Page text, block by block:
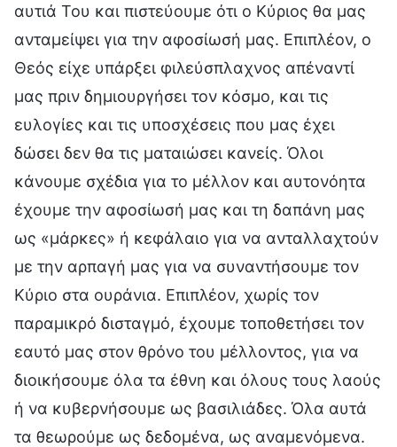
αυτιά Του και πιστεύουμε ότι ο Κύριος θα μας
ανταμείψει για την αφοσίωσή μας. Επιπλέον, ο
Θεός είχε υπάρξει φιλεύσπλαχνος απέναντί
μας πριν δημιουργήσει τον κόσμο, και τις
ευλογίες και τις υποσχέσεις που μας έχει
δώσει δεν θα τις ματαιώσει κανείς. Όλοι
κάνουμε σχέδια για το μέλλον και αυτονόητα
έχουμε την αφοσίωσή μας και τη δαπάνη μας
ως «μάρκες» ή κεφάλαιο για να ανταλλαχτούν
με την αρπαγή μας για να συναντήσουμε τον
Κύριο στα ουράνια. Επιπλέον, χωρίς τον
παραμικρό δισταγμό, έχουμε τοποθετήσει τον
εαυτό μας στον θρόνο του μέλλοντος, για να
διοικήσουμε όλα τα έθνη και όλους τους λαούς
ή να κυβερνήσουμε ως βασιλιάδες. Όλα αυτά
τα θεωρούμε ως δεδομένα, ως αναμενόμενα.